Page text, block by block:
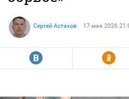
Сергей Астахов 17 мая 2026
R Y